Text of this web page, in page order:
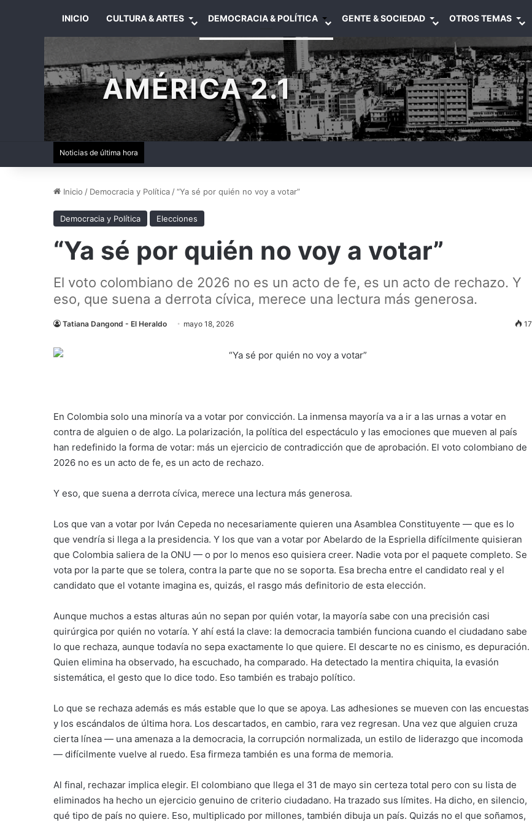
INICIO CULTURA & ARTES DEMOCRACIA & POLÍTICA GENTE & SOCIEDAD OTROS TEMAS
AMÉRICA 2.1
Noticias de última hora
Inicio / Democracia y Política /“Ya sé por quién no voy a votar”
Democracia y Política Elecciones
“Ya sé por quién no voy a votar”
El voto colombiano de 2026 no es un acto de fe, es un acto de rechazo. Y
eso, que suena a derrota cívica, merece una lectura más generosa.
Tatiana Dangond - El Heraldo mayo 18, 2026 17
En Colombia solo una minoría va a votar por convicción. La inmensa mayoría va a ir a las urnas a votar en
contra de alguien o de algo. La polarización, la política del espectáculo y las emociones que mueven al país
han redefinido la forma de votar: más un ejercicio de contradicción que de aprobación. El voto colombiano de
2026 no es un acto de fe, es un acto de rechazo.
Y eso, que suena a derrota cívica, merece una lectura más generosa.
Los que van a votar por Iván Cepeda no necesariamente quieren una Asamblea Constituyente — que es lo
que vendría si llega a la presidencia. Y los que van a votar por Abelardo de la Espriella difícilmente quisieran
que Colombia saliera de la ONU — o por lo menos eso quisiera creer. Nadie vota por el paquete completo. Se
vota por la parte que se tolera, contra la parte que no se soporta. Esa brecha entre el candidato real y el
candidato que el votante imagina es, quizás, el rasgo más definitorio de esta elección.
Aunque muchos a estas alturas aún no sepan por quién votar, la mayoría sabe con una precisión casi
quirúrgica por quién no votaría. Y ahí está la clave: la democracia también funciona cuando el ciudadano sabe
lo que rechaza, aunque todavía no sepa exactamente lo que quiere. El descarte no es cinismo, es depuración.
Quien elimina ha observado, ha escuchado, ha comparado. Ha detectado la mentira chiquita, la evasión
sistemática, el gesto que lo dice todo. Eso también es trabajo político.
Lo que se rechaza además es más estable que lo que se apoya. Las adhesiones se mueven con las encuestas
y los escándalos de última hora. Los descartados, en cambio, rara vez regresan. Una vez que alguien cruza
cierta línea — una amenaza a la democracia, la corrupción normalizada, un estilo de liderazgo que incomoda
— difícilmente vuelve al ruedo. Esa firmeza también es una forma de memoria.
Al final, rechazar implica elegir. El colombiano que llega el 31 de mayo sin certeza total pero con su lista de
eliminados ha hecho un ejercicio genuino de criterio ciudadano. Ha trazado sus límites. Ha dicho, en silencio,
qué tipo de país no quiere. Eso, multiplicado por millones, también dibuja un país. Quizás no el que soñamos,